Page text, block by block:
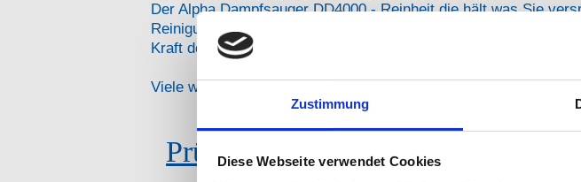
Zustimmung
Diese Webseite verwendet Cookies
Der Alpha Dampfsauger DD4000 - Reinheit die hält was Sie
Reinigungsleistung überzeugt sein. Sie können Fenster,
Kraft des Dampfes ohne großen Kraftaufwand und Mühe reinigen.
Viele weitere Anwendungsmöglichkeiten sehen Sie
Prüfbericht über die sehr gute